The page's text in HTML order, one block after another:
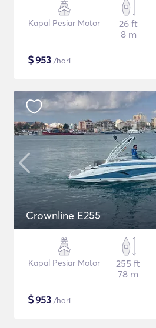
Kapal Pesiar Motor
26 ft
8 m
$953 /hari
Crownline E255
Kapal Pesiar Motor
255 ft
78 m
$953 /hari